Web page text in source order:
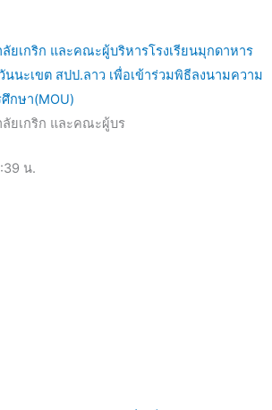
เกริก และคณะผู้บริหารโรงเรียนมุกดาหาร
นนะเขต สปป.ลาว เพื่อเข้าร่วมพิธีลงนามความ
กษา(MOU)
ยเกริก และคณะผู้บร
น.